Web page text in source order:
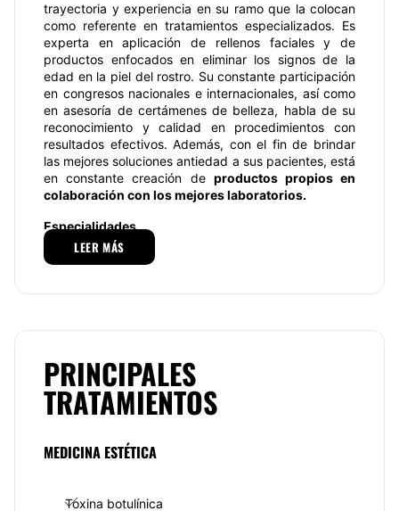
trayectoria y experiencia en su ramo que la colocan
como referente en tratamientos especializados. Es
experta en aplicación de rellenos faciales y de
productos enfocados en eliminar los signos de la
edad en la piel del rostro. Su constante participación
en congresos nacionales e internacionales, así como
en asesoría de certámenes de belleza, habla de su
reconocimiento y calidad en procedimientos con
resultados efectivos. Además, con el fin de brindar
las mejores soluciones antiedad a sus pacientes, está
en constante creación de productos propios en
colaboración con los mejores laboratorios.
Especialidades
Entre los principales tratamientos antienvejecimiento
hidratación y aumento de labios, tratamientos
capilares. Además, la
Dra. Monique Nicole Lomelí
especialista entoxina botulínica, radiofrecuencia,
microdermoabrasión, peeling, hydrafacial,
manchas, tratamientos para acné, microneedling,
aclaramientos en zonas hiperpigmentadas,
LEER MÁS
PRINCIPALES
TRATAMIENTOS
MEDICINA ESTÉTICA
Toxina botulínica